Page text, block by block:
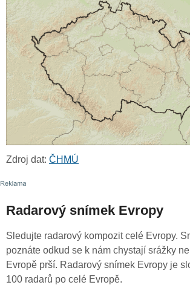
Zdroj dat: ČHMÚ
Radarový snímek Evropy
Sledujte radarový kompozit celé Evropy.
poznáte odkud se k nám chystají srážky
Evropě prší. Radarový snímek Evropy je
100 radarů po celé Evropě.